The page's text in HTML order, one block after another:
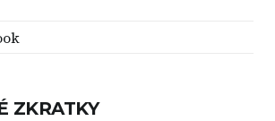
ZKRATKY